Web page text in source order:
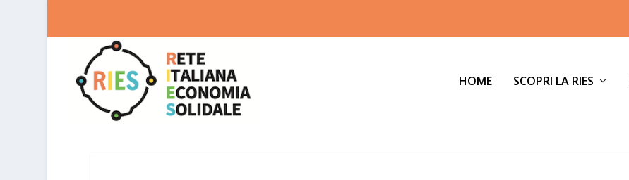
HOME SCOPRI LA RIES